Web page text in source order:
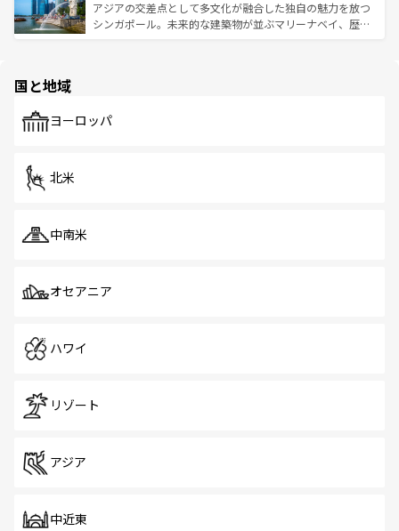
が待っている。親しみやすいタイの人々、仏教を中心とし
た文化、そして多様な観光資源が、訪れる旅人を魅了し続
ており、効率よく見どころを回れるのも魅力。息をのむよ
うな絶景から文化的な体験まで、香港を存分に楽しみ尽く
アジアの交差点として多文化が融合した独自の魅力を放つ
シンガポール。未来的な建築物が並ぶマリーナベイ、歴史
で、ホーカーズは地元の風情を楽しめる外せないスポット
国と地域
ヨーロッパ
北米
中南米
オセアニア
ハワイ
リゾート
アジア
中近東